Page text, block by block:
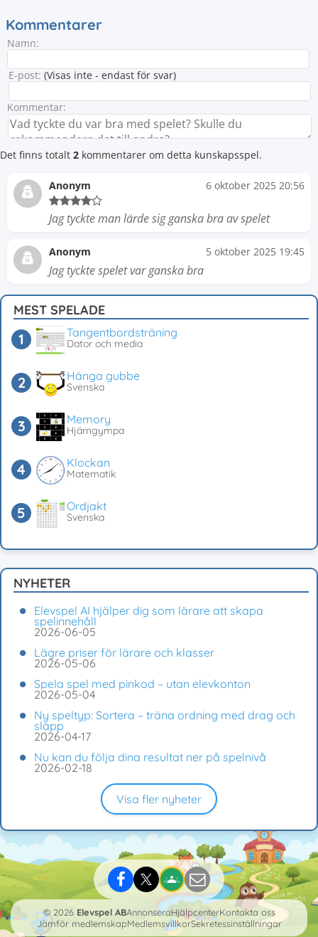
Kommentarer
Namn:
E-post: (Visas inte - endast för svar)
Kommentar:
Det finns totalt 2 kommentarer om detta kunskapsspel.
Anonym 6 oktober 2025 20:56
Jag tyckte man lärde sig ganska bra av spelet
Anonym 5 oktober 2025 19:45
Jag tyckte spelet var ganska bra
MEST SPELADE
Tangentbordsträning
Dator och media
Hänga gubbe
Svenska
Memory
Hjärngympa
Klockan
Matematik
Ordjakt
Svenska
NYHETER
Elevspel AI hjälper dig som lärare att skapa
spelinnehåll
2026-06-05
Lägre priser för lärare och klasser
2026-05-06
Spela spel med pinkod – utan elevkonton
2026-05-04
Ny speltyp: Sortera – träna ordning med drag och
släpp
2026-04-17
Nu kan du följa dina resultat ner på spelnivå
2026-02-18
Visa fler nyheter
© 2026 Elevspel ABAnnonseraHjälpcenterKontakta oss
Jämför medlemskapMedlemsvillkorSekretessinställningar